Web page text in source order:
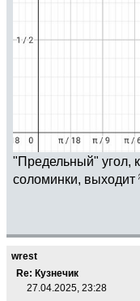
"Предельный" угол,
соломинки, выходит
wrest
Re: Кузнечик
27.04.2025, 23:28